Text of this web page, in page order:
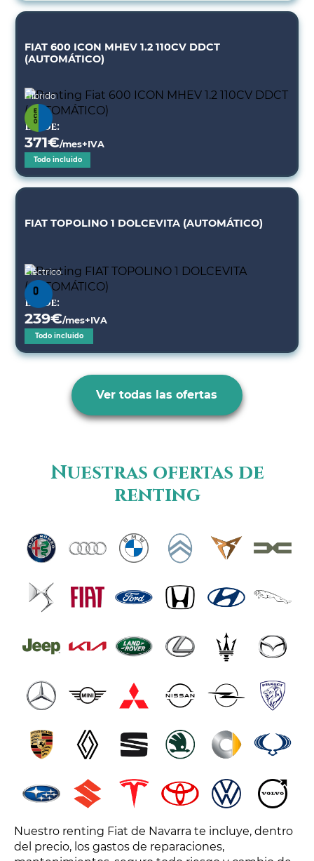
FIAT 600 ICON MHEV 1.2 110CV DDCT
(AUTOMÁTICO)
Híbrido
Desde:
371€/mes+IVA
Todo incluido
FIAT TOPOLINO 1 DOLCEVITA (AUTOMÁTICO)
Eléctrico
Desde:
239€/mes+IVA
Todo incluido
Ver todas las ofertas
Nuestras ofertas de
renting
Nuestro renting Fiat de Navarra te incluye, dentro
del precio, los gastos de reparaciones,